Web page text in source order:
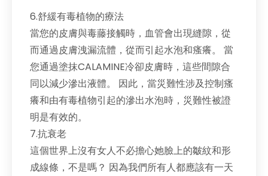
6.舒緩有毒植物的療法
當您的皮膚與毒藤接觸時，血管會出現縫隙，從
而通過皮膚洩漏流體，從而引起水泡和瘙癢。 當
您通過塗抹CALAMINE冷卻皮膚時，這些間隙合
同以減少滲出液體。 因此，當災難性涉及控制瘙
癢和由有毒植物引起的滲出水泡時，災難性被證
明是有效的。
7.抗衰老
這個世界上沒有女人不必擔心她臉上的皺紋和形
成線條，不是嗎？ 因為我們所有人都應該有一天